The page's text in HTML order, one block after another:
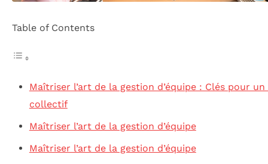
Table of Contents
Maîtriser l’art de la gestion d’équipe : Clés pour un
collectif
Maîtriser l’art de la gestion d’équipe
Maîtriser l’art de la gestion d’équipe